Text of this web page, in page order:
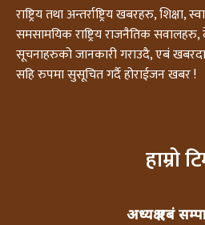
राष्ट्रिय तथा अन्तर्राष्ट्रिय खबरहरु, शिक्षा,
समसामयिक राष्ट्रिय राजनैतिक सवालहरु,
सूचनाहरुको जानकारी गराउदै, एबं
सहि रुपमा सुसूचित गर्दै होराईजन खबर !
हाम्रो
अध्यक्ष एबं